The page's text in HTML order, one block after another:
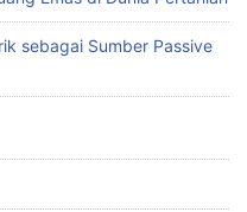
sebagai Sumber Passive